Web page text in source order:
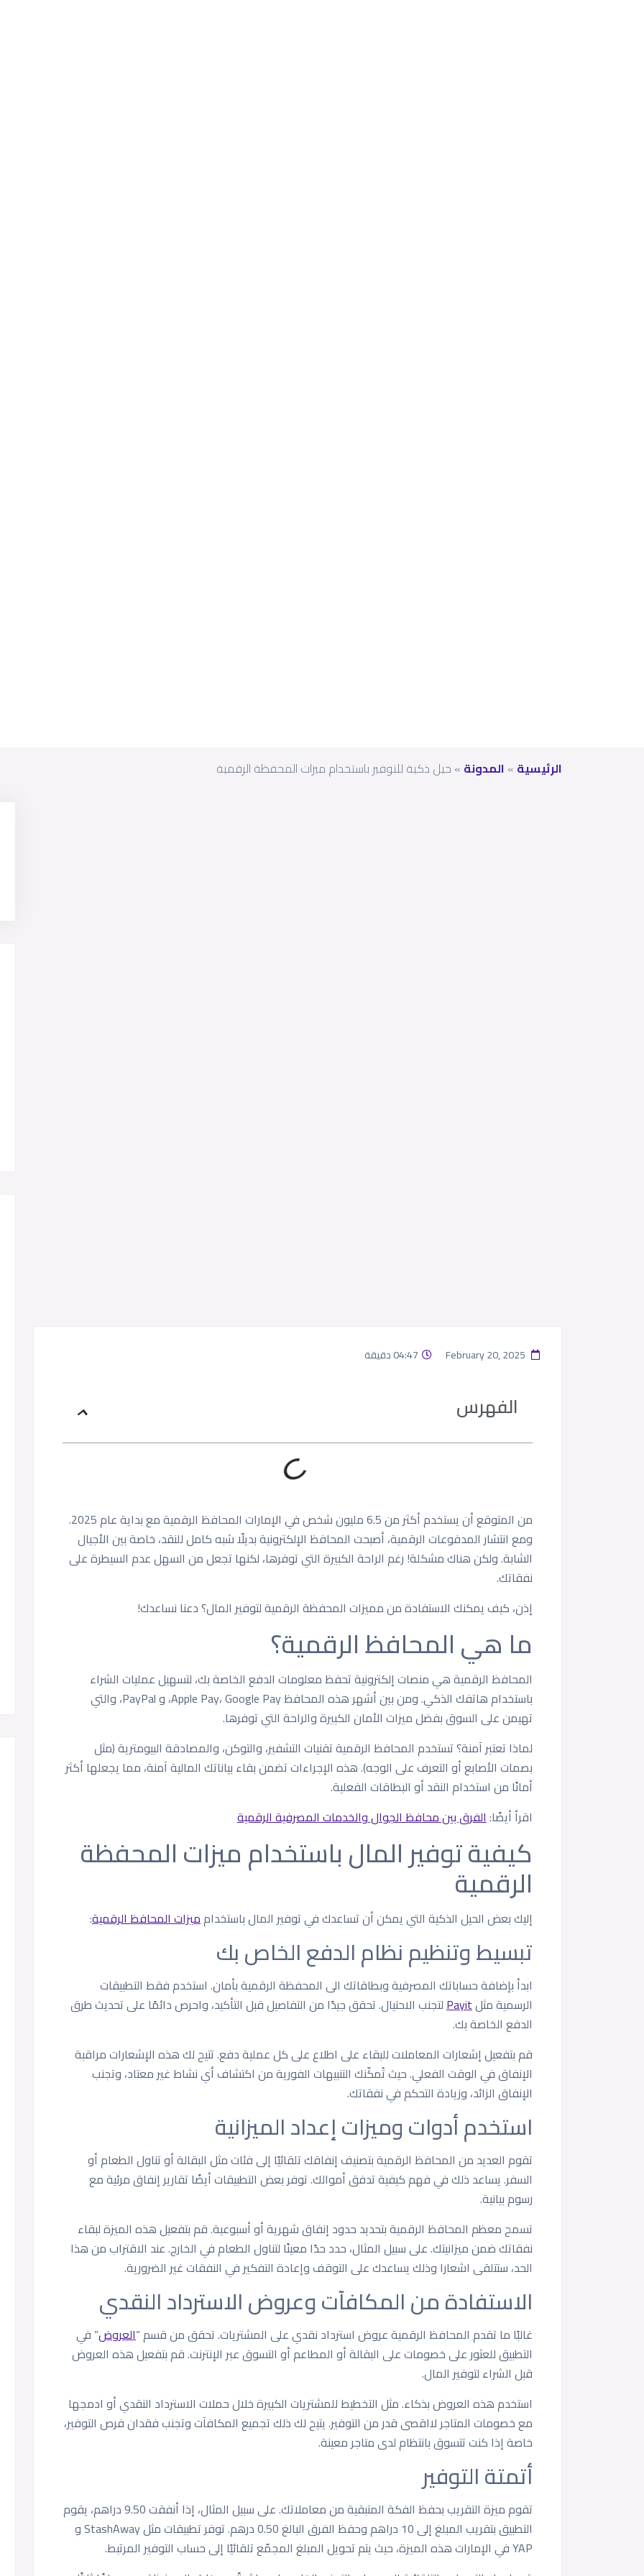
الرئيسية » المدونة » حيل ذكية للتوفير باستخدام ميزات المحفظة الرقمية
04:47 دقيقة
الفهرس
من المتوقع أن يستخدم أكثر من 6.5 مليون شخص في الإمارات المحافظ الرقمية مع بداية عام 2025.
ومع انتشار المدفوعات الرقمية، أصبحت المحافظ الإلكترونية بديلًا شبه كامل للنقد، خاصة بين الأجيال
الشابة. ولكن هناك مشكلة! رغم الراحة الكبيرة التي توفرها، لكنها تجعل من السهل عدم السيطرة على
نفقاتك.
إذن، كيف يمكنك الاستفادة من مميزات المحفظة الرقمية لتوفير المال؟ دعنا نساعدك!
ما هي المحافظ الرقمية؟
المحافظ الرقمية هي منصات إلكترونية تحفظ معلومات الدفع الخاصة بك، لتسهيل عمليات الشراء
باستخدام هاتفك الذكي. ومن بين أشهر هذه المحافظ Apple Pay، Google Pay، و PayPal، والتي
تهيمن على السوق بفضل ميزات الأمان الكبيرة والراحة التي توفرها.
لماذا تعتبر آمنة؟ تستخدم المحافظ الرقمية تقنيات التشفير، والتوكن، والمصادقة البيومترية (مثل
بصمات الأصابع أو التعرف على الوجه). هذه الإجراءات تضمن بقاء بياناتك المالية آمنة، مما يجعلها أكثر
أمانًا من استخدام النقد أو البطاقات الفعلية.
اقرأ أيضًا:الفرق بين محافظ الجوال والخدمات المصرفية الرقمية
كيفية توفير المال باستخدام ميزات المحفظة
الرقمية
إليك بعض الحيل الذكية التي يمكن أن تساعدك في توفير المال باستخدامميزات المحافظ الرقمية:
تبسيط وتنظيم نظام الدفع الخاص بك
ابدأ بإضافة حساباتك المصرفية وبطاقاتك الى المحفظة الرقمية بأمان. استخدم فقط التطبيقات
الرسمية مثلPayitلتجنب الاحتيال. تحقق جيدًا من التفاصيل قبل التأكيد، واحرص دائمًا على تحديث طرق
الدفع الخاصة بك.
قم بتفعيل إشعارات المعاملات للبقاء على اطلاع على كل عملية دفع. تتيح لك هذه الإشعارات مراقبة
الإنفاق في الوقت الفعلي. حيث تُمكّنك التنبيهات الفورية من اكتشاف أي نشاط غير معتاد، وتجنب
الإنفاق الزائد، وزيادة التحكم في نفقاتك.
استخدم أدوات وميزات إعداد الميزانية
تقوم العديد من المحافظ الرقمية بتصنيف إنفاقك تلقائيًا إلى فئات مثل البقالة أو تناول الطعام أو
السفر. يساعد ذلك في فهم كيفية تدفق أموالك. توفر بعض التطبيقات أيضًا تقارير إنفاق مرئية مع
رسوم بيانية.
تسمح معظم المحافظ الرقمية بتحديد حدود إنفاق شهرية أو أسبوعية. قم بتفعيل هذه الميزة لبقاء
نفقاتك ضمن ميزانيتك. على سبيل المثال، حدد حدًا معينًا لتناول الطعام في الخارج. عند الاقتراب من هذا
الحد، ستتلقى اشعارا وذلك يساعدك على التوقف وإعادة التفكير في النفقات غير الضرورية.
الاستفادة من المكافآت وعروض الاسترداد النقدي
غالبًا ما تقدم المحافظ الرقمية عروض استرداد نقدي على المشتريات. تحقق من قسم “العروض” في
التطبيق للعثور على خصومات على البقالة أو المطاعم أو التسوق عبر الإنترنت. قم بتفعيل هذه العروض
قبل الشراء لتوفير المال.
استخدم هذه العروض بذكاء. مثل التخطيط للمشتريات الكبيرة خلال حملات الاسترداد النقدي أو ادمجها
مع خصومات المتاجر لااقصى قدر من التوفير. يتيح لك ذلك تجميع المكافآت وتجنب فقدان فرص التوفير،
خاصة إذا كنت تتسوق بانتظام لدى متاجر معينة.
أتمتة التوفير
تقوم ميزة التقريب بحفظ الفكة المتبقية من معاملاتك. على سبيل المثال، إذا أنفقت 9.50 دراهم، يقوم
التطبيق بتقريب المبلغ إلى 10 دراهم وحفظ الفرق البالغ 0.50 درهم. توفر تطبيقات مثل StashAway و
YAP في الإمارات هذه الميزة، حيث يتم تحويل المبلغ المجمّع تلقائيًا إلى حساب التوفير المرتبط.